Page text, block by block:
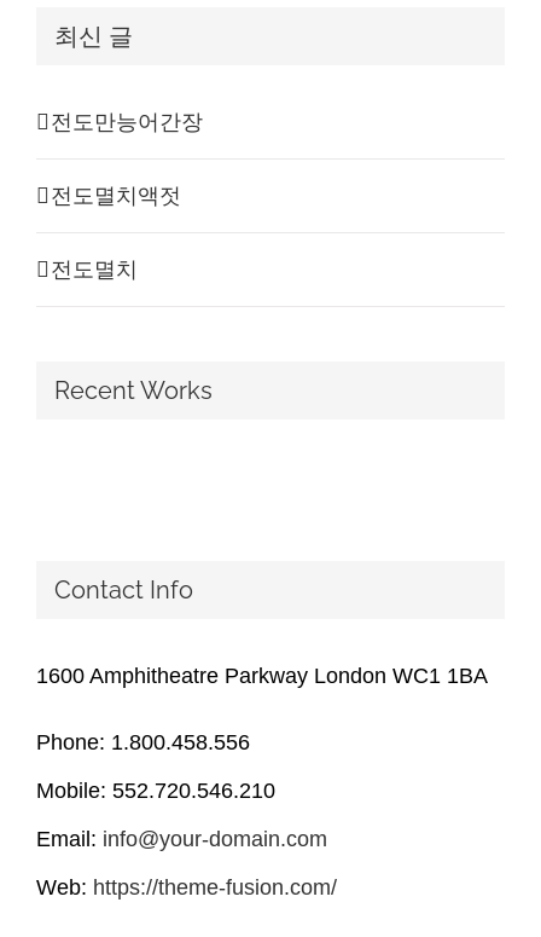
최신 글
전도만능어간장
전도멸치액젓
전도멸치
Recent Works
Contact Info
1600 Amphitheatre Parkway London WC1 1BA
Phone: 1.800.458.556
Mobile: 552.720.546.210
Email: info@your-domain.com
Web: https://theme-fusion.com/